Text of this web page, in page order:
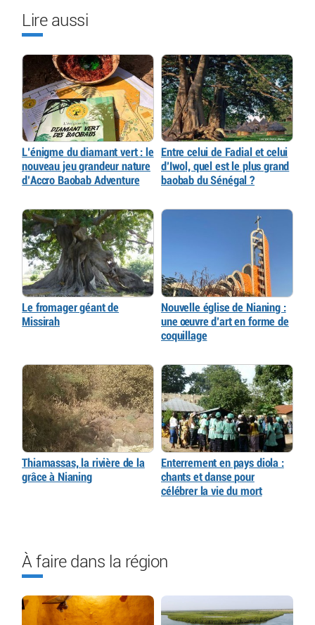
Lire aussi
L’énigme du diamant vert : le
nouveau jeu grandeur nature
d’Accro Baobab Adventure
Entre celui de Fadial et celui
d’Iwol, quel est le plus grand
baobab du Sénégal ?
Le fromager géant de
Missirah
Nouvelle église de Nianing :
une œuvre d’art en forme de
coquillage
Thiamassas, la rivière de la
grâce à Nianing
Enterrement en pays diola :
chants et danse pour
célébrer la vie du mort
À faire dans la région